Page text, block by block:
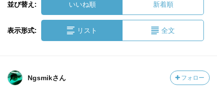
並び替え: いいね順 新着順
表示形式: リスト 全文
Ngsmikさん フォロー